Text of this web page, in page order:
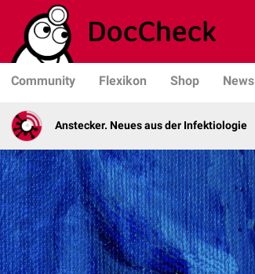
Community Flexikon Shop News
Anstecker. Neues aus der Infektiologie